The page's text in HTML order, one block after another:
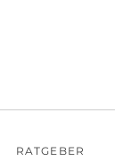
RATGEBER